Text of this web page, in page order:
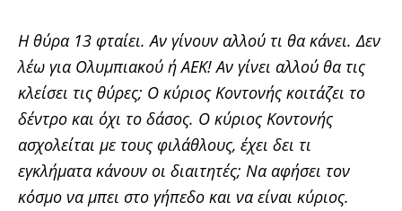
Η θύρα 13 φταίει. Αν γίνουν αλλού τι θα κάνει. Δεν
λέω για Ολυμπιακού ή ΑΕΚ! Αν γίνει αλλού θα τις
κλείσει τις θύρες; Ο κύριος Κοντονής κοιτάζει το
δέντρο και όχι το δάσος. Ο κύριος Κοντονής
ασχολείται με τους φιλάθλους, έχει δει τι
εγκλήματα κάνουν οι διαιτητές; Να αφήσει τον
κόσμο να μπει στο γήπεδο και να είναι κύριος.